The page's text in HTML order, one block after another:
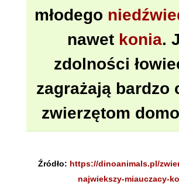
młodego
nawet konia.
zdolności
zagrażają bardzo
zwierzętom
Źródło: https://dinoanimals.pl/
najwiekszy-miauczacy-